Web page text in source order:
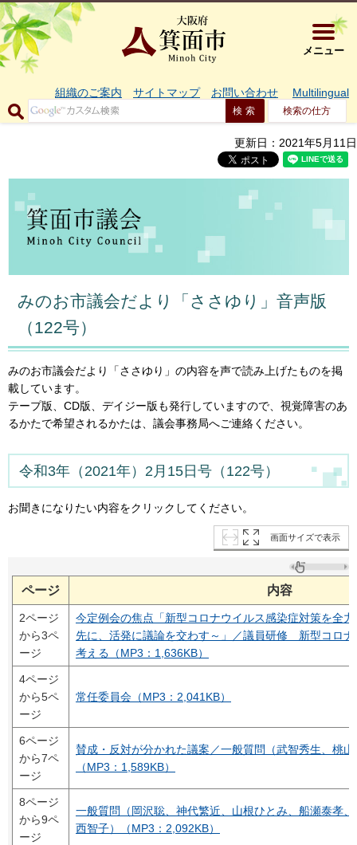
大阪府箕
メニュー
組織のご案内 サイトマップ お問い合わせ Multilingual
検索の仕方
更新日：2021年5月11日
みのお市議会だより「ささゆり」音声版
（122号）
みのお市議会だより「ささゆり」の内容を声で読み上げたものを掲
載しています。
テープ版、CD版、デイジー版も発行していますので、視覚障害のあ
るかたで希望されるかたは、議会事務局へご連絡ください。
令和3年（2021年）2月15日号（122号）
お聞きになりたい内容をクリックしてください。
画面サイズで表示
ページ 内容
2ページ
から3ペ
ージ
今定例会の焦点「新型コロナウイルス感染症対策を全
先に、活発に議論を交わす～」／議員研修 新型コロナ
考える（MP3：1,636KB）
4ページ
から5ペ
ージ
常任委員会（MP3：2,041KB）
6ページ
から7ペ
ージ
賛成・反対が分かれた議案／一般質問（武智秀生、桃
（MP3：1,589KB）
8ページ
から9ペ
ージ
一般質問（岡沢聡、神代繁近、山根ひとみ、船瀬泰孝
西智子）（MP3：2,092KB）